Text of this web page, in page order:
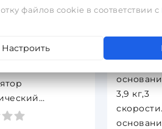
ACF-301
В, 50-60
3,9 кг,3
файлов cookie в соответствии с
Настроить